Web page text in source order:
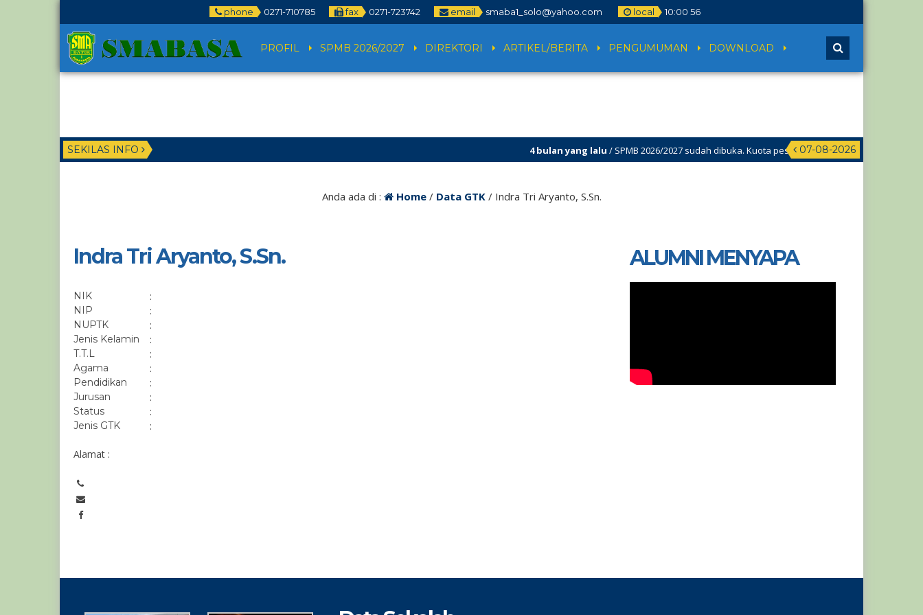
phone 0271-710785 fax 0271-723742 email smaba1_solo@yahoo.com local 10:00 56
PROFIL SPMB 2026/2027 DIREKTORI ARTIKEL/BERITA PENGUMUMAN DOWNLOAD
SEKILAS INFO 07-08-2026
4 bulan yang lalu / SPMB 2026/2027 sudah dibuka. Kuota peserta didik hampir penuh. Silakan
Anda ada di : Home/ Data GTK/ Indra Tri Aryanto, S.Sn.
Indra Tri Aryanto, S.Sn.
NIK :
NIP :
NUPTK :
Jenis Kelamin :
T.T.L :
Agama :
Pendidikan :
Jurusan :
Status :
Jenis GTK :
Alamat :
ALUMNI MENYAPA